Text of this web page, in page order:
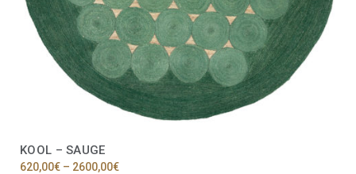
KOOL – SAUGE
620,00€ – 2600,00€Preisspanne: